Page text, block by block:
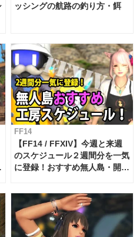
ッシングの航路の釣り方・餌
FF14
【FF14 / FFXIV】今週と来週
のスケジュール２週間分を一気
に登録！おすすめ無人島・開拓